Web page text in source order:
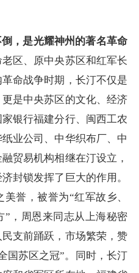
，是光耀神州的著名革命
区、原中央苏区和红军长
命战争时期，长汀不仅是
是中央苏区的文化、经济
银行福建分行、闽西工农
业公司、中华织布厂、中
贸易机构相继在汀设立，
封锁发挥了巨大的作用。
誉，被誉为“红军故乡、
”，周恩来同志从上海秘密
支前踊跃，市场繁荣，赞
国苏区之冠”。同时，长汀